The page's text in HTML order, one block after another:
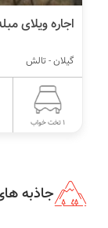
اجاره ویلای
گیلان - تالش
1 تخت خواب
جاذبه